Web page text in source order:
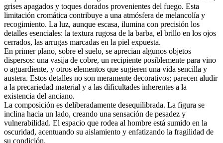
grises apagados y toques dorados provenientes del fuego. Esta
limitación cromática contribuye a una atmósfera de melancolía y
recogimiento. La luz, aunque escasa, ilumina con precisión los
detalles esenciales: la textura rugosa de la barba, el brillo en los ojos
cerrados, las arrugas marcadas en la piel expuesta.
En primer plano, sobre el suelo, se aprecian algunos objetos
dispersos: una vasija de cobre, un recipiente posiblemente para vino
o aguardiente, y otros elementos que sugieren una vida sencilla y
austera. Estos detalles no son meramente decorativos; parecen aludir
a la precariedad material y a las dificultades inherentes a la
existencia del anciano.
La composición es deliberadamente desequilibrada. La figura se
inclina hacia un lado, creando una sensación de pesadez y
vulnerabilidad. El espacio que rodea al hombre está sumido en la
oscuridad, acentuando su aislamiento y enfatizando la fragilidad de
su condición.